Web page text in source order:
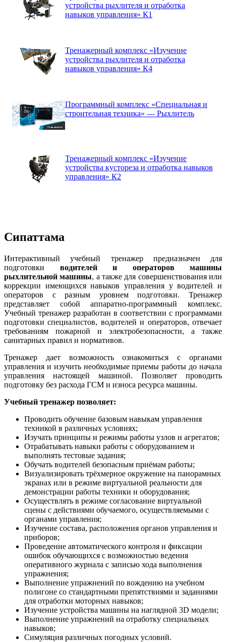
устройства рыхлителя и отработка
навыков управления» К1
Тренажерный комплекс «Изучение
устройства рыхлителя и отработка
навыков управления» К4
Программный комплекс «Специальная и
строительная техника» — Рыхлитель
Тренажерный комплекс «Изучение
устройства кустореза и отработка навыков
управления» К2
Сипаттама
Интерактивный учебный тренажер предназначен для
подготовки водителей и операторов машины
рыхлительной машины, а также для совершенствования или
коррекции имеющихся навыков управления у водителей и
операторов с разным уровнем подготовки. Тренажер
представляет собой аппаратно-программный комплекс.
Учебный тренажер разработан в соответствии с программами
подготовки специалистов, водителей и операторов, отвечает
требованиям пожарной и электробезопасности, а также
санитарных правил и нормативов.
Тренажер дает возможность ознакомиться с органами
управления и изучить необходимые приемы работы до начала
управления настоящей машиной. Позволяет проводить
подготовку без расхода ГСМ и износа ресурса машины.
Учебный тренажер позволяет:
Проводить обучение базовым навыкам управления
техникой в различных условиях;
Изучать принципы и режимы работы узлов и агрегатов;
Отрабатывать навыки работы с оборудованием и
выполнять тестовые задания;
Обучать водителей безопасным приёмам работы;
Визуализировать трёхмерное окружение на панорамных
экранах или в режиме виртуальной реальности для
демонстрации работы техники и оборудования;
Осуществлять в режиме согласование виртуальной
сцены с действиями обучаемого, осуществляемыми с
органами управления;
Изучение состава, расположения органов управления и
приборов;
Проведение автоматического контроля и фиксации
ошибок обучающихся с возможностью ведения
оперативного журнала с записью хода выполнения
упражнения;
Выполнение упражнений по вождению на учебном
полигоне со стандартными препятствиями и заданиями
для отработки моторных навыков;
Изучение устройства машины на наглядной 3D модели;
Выполнение упражнений на отработку специальных
навыков;
Симуляция различных погодных условий.